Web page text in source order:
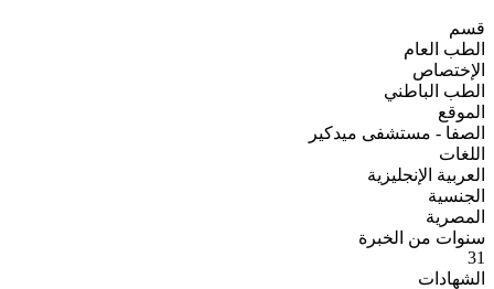
قسم
الطب العام
الإختصاص
الطب الباطني
الموقع
الصفا - مستشفى ميدكير
اللغات
العربية الإنجليزية
الجنسية
المصرية
سنوات من الخبرة
31
الشهادات